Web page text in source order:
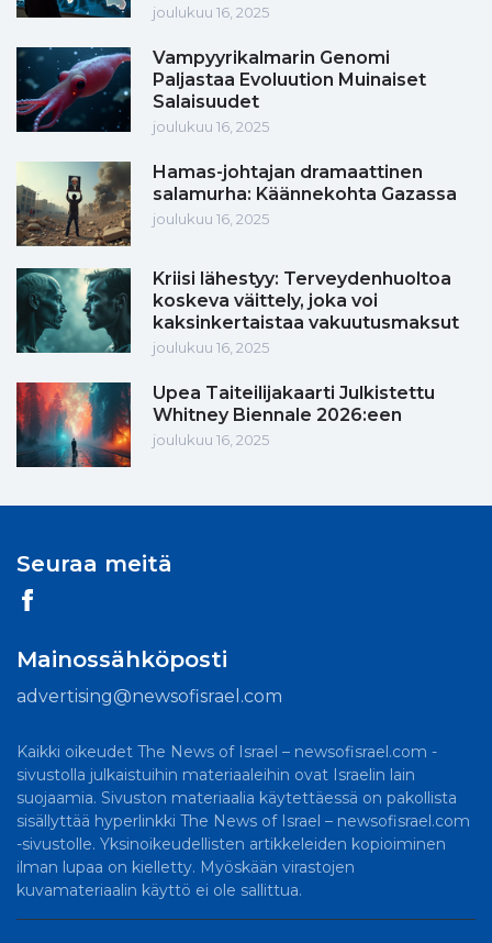
joulukuu 16, 2025
Vampyyrikalmarin Genomi
Paljastaa Evoluution Muinaiset
Salaisuudet
joulukuu 16, 2025
Hamas-johtajan dramaattinen
salamurha: Käännekohta Gazassa
joulukuu 16, 2025
Kriisi lähestyy: Terveydenhuoltoa
koskeva väittely, joka voi
kaksinkertaistaa vakuutusmaksut
joulukuu 16, 2025
Upea Taiteilijakaarti Julkistettu
Whitney Biennale 2026:een
joulukuu 16, 2025
Seuraa meitä
Mainossähköposti
advertising@newsofisrael.com
Kaikki oikeudet The News of Israel – newsofisrael.com -
sivustolla julkaistuihin materiaaleihin ovat Israelin lain
suojaamia. Sivuston materiaalia käytettäessä on pakollista
sisällyttää hyperlinkki The News of Israel – newsofisrael.com
-sivustolle. Yksinoikeudellisten artikkeleiden kopioiminen
ilman lupaa on kielletty. Myöskään virastojen
kuvamateriaalin käyttö ei ole sallittua.